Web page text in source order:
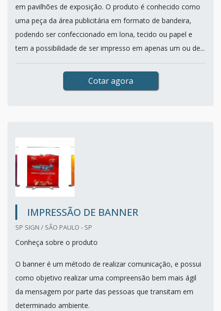
em pavilhões de exposição. O produto é conhecido como
uma peça da área publicitária em formato de bandeira,
podendo ser confeccionado em lona, tecido ou papel e
tem a possibilidade de ser impresso em apenas um ou de...
Cotar agora
IMPRESSÃO DE BANNER
SP SIGN / SÃO PAULO - SP
Conheça sobre o produto
O banner é um método de realizar comunicação, e possui
como objetivo realizar uma compreensão bem mais ágil
da mensagem por parte das pessoas que transitam em
determinado ambiente.